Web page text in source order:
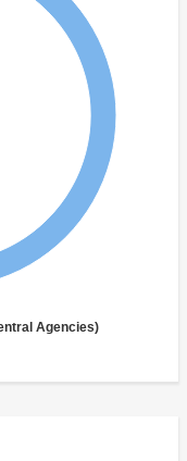
Agencies)